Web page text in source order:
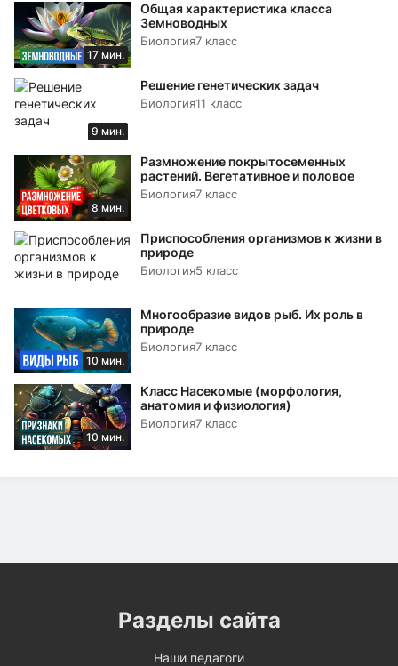
17 мин.
Общая характеристика класса
Земноводных
Биология7 класс
9 мин.
Решение генетических задач
Биология11 класс
8 мин.
Размножение покрытосеменных
растений. Вегетативное и половое
Биология7 класс
Приспособления организмов к жизни в
природе
Биология5 класс
10 мин.
Многообразие видов рыб. Их роль в
природе
Биология7 класс
10 мин.
Класс Насекомые (морфология,
анатомия и физиология)
Биология7 класс
Разделы сайта
Наши педагоги